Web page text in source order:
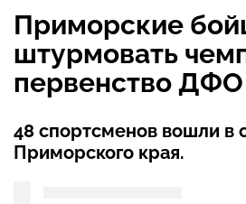
Приморские
штурмовать
первенство
48 спортсменов вошли в
Приморского края.